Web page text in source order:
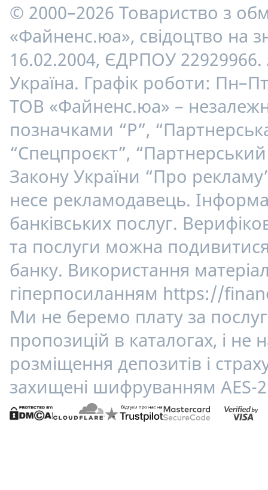
© 2000–2026 Товариство з
«Файненс.юа», свідоцтво на
16.02.2004, ЄДРПОУ
Україна. Графік роботи:
ТОВ «Файненс.юа» –
позначками “Р”,
“Спецпроєкт”,
Закону України “Про
несе рекламодавець.
банківських послуг.
та послуги можна
банку. Використання
гіперпосиланням https://
Ми не беремо плату за
пропозицій в каталогах, і
розміщення депозитів і
захищені шифруванням AES-